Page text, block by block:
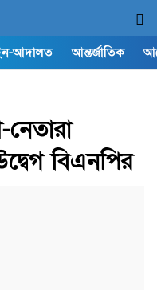
আদালত আন্তর্জাতিক
নেতারা
বিএনপির